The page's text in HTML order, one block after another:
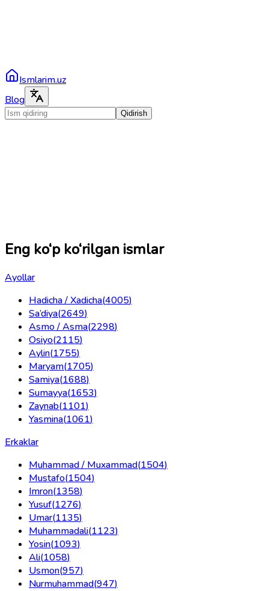
Ismlarim.uz
Blog
Qidirish
Eng ko‘p ko‘rilgan ismlar
Ayollar
Hadicha / Xadicha(4005)
Sa’diya(2649)
Asmo / Asma(2298)
Osiyo(2115)
Aylin(1755)
Maryam(1705)
Samiya(1688)
Sumayya(1653)
Zaynab(1101)
Yasmina(1061)
Erkaklar
Muhammad / Muxammad(1504)
Mustafo(1504)
Imron(1358)
Yusuf(1276)
Umar(1135)
Muhammadali(1123)
Yosin(1093)
Ali(1058)
Usmon(957)
Nurmuhammad(947)